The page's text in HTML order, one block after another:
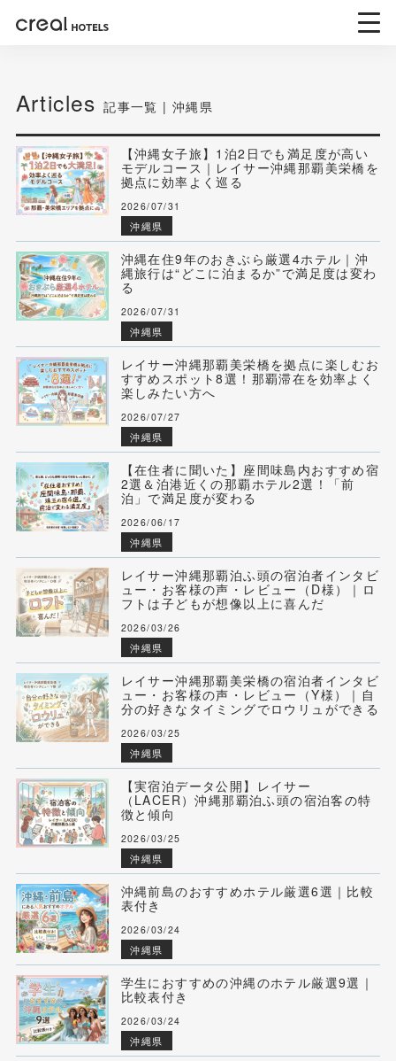
Articles記事一覧 | 沖縄県
【沖縄女子旅】1泊2日でも満足度が高い
モデルコース｜レイサー沖縄那覇美栄橋を
拠点に効率よく巡る
2026/07/31
沖縄県
沖縄在住9年のおきぶら厳選4ホテル｜沖
縄旅行は“どこに泊まるか”で満足度は変わ
る
2026/07/31
沖縄県
レイサー沖縄那覇美栄橋を拠点に楽しむお
すすめスポット8選！那覇滞在を効率よく
楽しみたい方へ
2026/07/27
沖縄県
【在住者に聞いた】座間味島内おすすめ宿
2選＆泊港近くの那覇ホテル2選！「前
泊」で満足度が変わる
2026/06/17
沖縄県
レイサー沖縄那覇泊ふ頭の宿泊者インタビ
ュー・お客様の声・レビュー（D様）｜ロ
フトは子どもが想像以上に喜んだ
2026/03/26
沖縄県
レイサー沖縄那覇美栄橋の宿泊者インタビ
ュー・お客様の声・レビュー（Y様）｜自
分の好きなタイミングでロウリュができる
2026/03/25
沖縄県
【実宿泊データ公開】レイサー
（LACER）沖縄那覇泊ふ頭の宿泊客の特
徴と傾向
2026/03/25
沖縄県
沖縄前島のおすすめホテル厳選6選｜比較
表付き
2026/03/24
沖縄県
学生におすすめの沖縄のホテル厳選9選｜
比較表付き
2026/03/24
沖縄県